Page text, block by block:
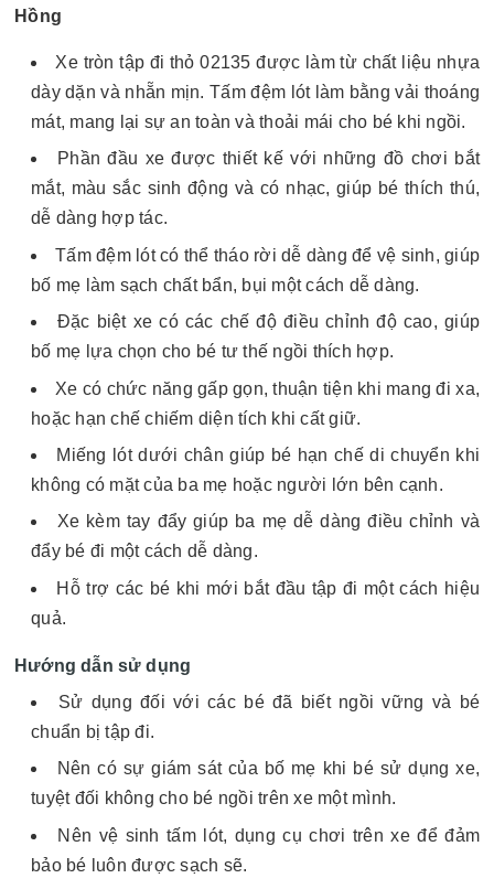
Hồng
Xe tròn tập đi thỏ 02135 được làm từ chất liệu nhựa
dày dặn và nhẵn mịn. Tấm đệm lót làm bằng vải thoáng
mát, mang lại sự an toàn và thoải mái cho bé khi ngồi.
Phần đầu xe được thiết kế với những đồ chơi bắt
mắt, màu sắc sinh động và có nhạc, giúp bé thích thú,
dễ dàng hợp tác.
Tấm đệm lót có thể tháo rời dễ dàng để vệ sinh, giúp
bố mẹ làm sạch chất bẩn, bụi một cách dễ dàng.
Đặc biệt xe có các chế độ điều chỉnh độ cao, giúp
bố mẹ lựa chọn cho bé tư thế ngồi thích hợp.
Xe có chức năng gấp gọn, thuận tiện khi mang đi xa,
hoặc hạn chế chiếm diện tích khi cất giữ.
Miếng lót dưới chân giúp bé hạn chế di chuyển khi
không có mặt của ba mẹ hoặc người lớn bên cạnh.
Xe kèm tay đẩy giúp ba mẹ dễ dàng điều chỉnh và
đẩy bé đi một cách dễ dàng.
Hỗ trợ các bé khi mới bắt đầu tập đi một cách hiệu
quả.
Hướng dẫn sử dụng
Sử dụng đối với các bé đã biết ngồi vững và bé
chuẩn bị tập đi.
Nên có sự giám sát của bố mẹ khi bé sử dụng xe,
tuyệt đối không cho bé ngồi trên xe một mình.
Nên vệ sinh tấm lót, dụng cụ chơi trên xe để đảm
bảo bé luôn được sạch sẽ.